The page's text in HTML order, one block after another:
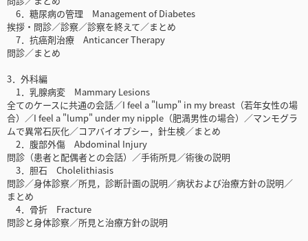
6．糖尿病の管理 Management of Diabetes
挨拶・問診／診察／診察を終えて／まとめ
7．抗癌剤治療 Anticancer Therapy
問診／まとめ
3．外科編
1．乳腺病変 Mammary Lesions
全てのケースに共通の会話／I feel a "lump" in my breast（若年女性の場
合）／I feel a "lump" under my nipple（肥満男性の場合）／マンモグラ
ムで異常石灰化／コアバイオプシー，針生検／まとめ
2．腹部外傷 Abdominal Injury
問診（患者と配偶者との会話）／手術所見／術後の説明
3．胆石 Cholelithiasis
問診／身体診察／所見，診断計画の説明／病状および治療方針の説明／
まとめ
4．骨折 Fracture
問診と身体診察／所見と治療方針の説明